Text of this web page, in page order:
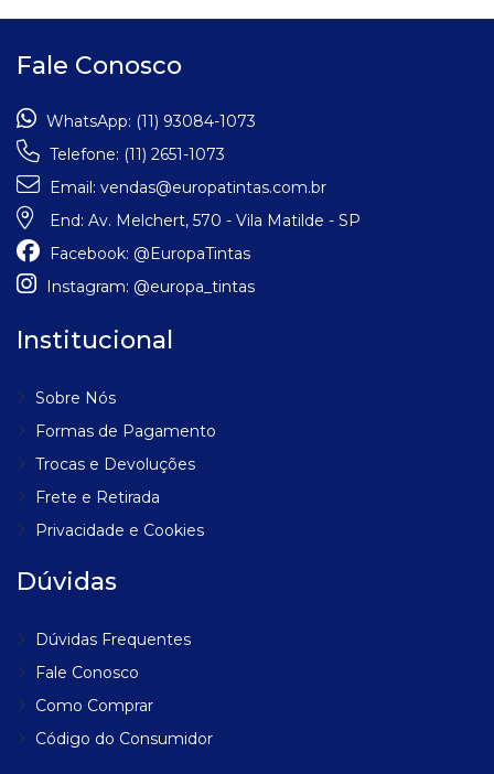
Fale Conosco
WhatsApp: (11) 93084-1073
Telefone: (11) 2651-1073
Email: vendas@europatintas.com.br
End: Av. Melchert, 570 - Vila Matilde - SP
Facebook: @EuropaTintas
Instagram: @europa_tintas
Institucional
Sobre Nós
Formas de Pagamento
Trocas e Devoluções
Frete e Retirada
Privacidade e Cookies
Dúvidas
Dúvidas Frequentes
Fale Conosco
Como Comprar
Código do Consumidor